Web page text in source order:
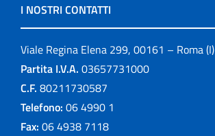
I NOSTRI CONTATTI
Viale Regina Elena 299, 00161 – Roma (I)
Partita I.V.A. 03657731000
C.F. 80211730587
Telefono: 06 4990 1
Fax: 06 4938 7118